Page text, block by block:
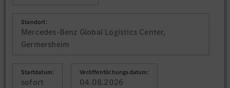
Standort:
Mercedes-Benz Global Logistics Center,
Germersheim
Startdatum:
sofort
Veröffentlichungsdatum:
04.08.2026